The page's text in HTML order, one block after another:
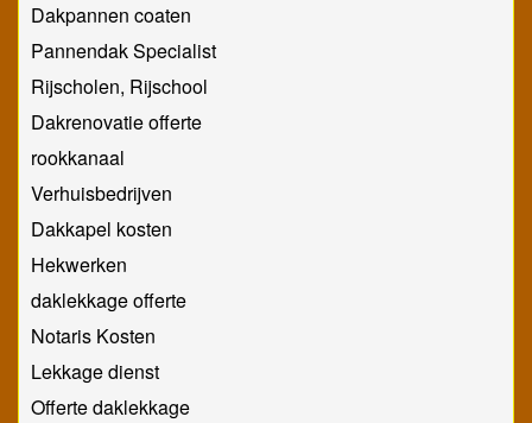
Dakpannen coaten
Pannendak Specialist
Rijscholen, Rijschool
Dakrenovatie offerte
rookkanaal
Verhuisbedrijven
Dakkapel kosten
Hekwerken
daklekkage offerte
Notaris Kosten
Lekkage dienst
Offerte daklekkage